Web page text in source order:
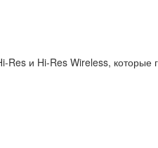
и Hi-Res Wireless, которые